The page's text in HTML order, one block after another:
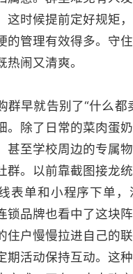
这时候提前定好规矩
的管理有效得多。守
热闹又清爽。
群早就告别了“什么都
。除了日常的菜肉蛋奶
甚至学校周边的专属
群。以前靠截图接龙
表单和小程序下单，
锁品牌也看中了这块
住户慢慢拉进自己的
期活动保持互动。这